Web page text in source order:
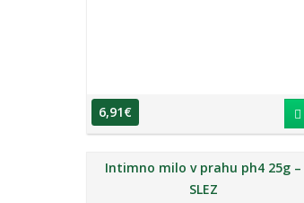
6,91€
Intimno milo v prahu ph4 25g –
SLEZ